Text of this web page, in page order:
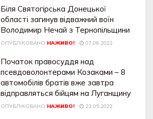
Біля Святогірська Донецької
області загинув відважний воїн
Володимир Нечай з Тернопільщини
ОПУБЛІКОВАНО НАЖИВО! 07.06.2022
Початок правосуддя над
псевдоволонтерами Козаками – 8
автомобілів братів вже завтра
відправляться бійцям на Луганщину
ОПУБЛІКОВАНО НАЖИВО! 23.05.2022